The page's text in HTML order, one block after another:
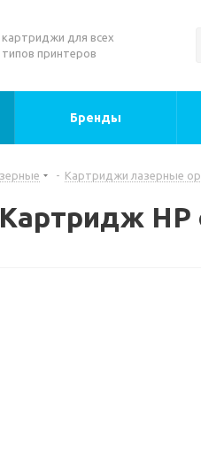
картриджи для всех
типов принтеров
Бренды
- Картриджи лазерные
Картридж